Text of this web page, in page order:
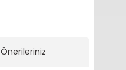
Önerileriniz